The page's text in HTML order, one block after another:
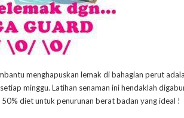
menghapuskan lemak di bahagian perut
minggu. Latihan senaman ini hendaklah
diet untuk penurunan berat badan yang ideal !